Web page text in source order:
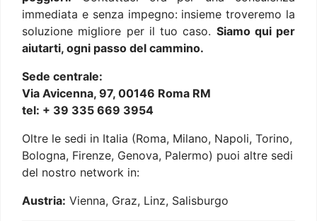
immediata e senza impegno: insieme troveremo la
soluzione migliore per il tuo caso. Siamo qui per
aiutarti, ogni passo del cammino.
Sede centrale:
Via Avicenna, 97, 00146 Roma RM
tel: + 39 335 669 3954
Oltre le sedi in Italia (Roma, Milano, Napoli, Torino,
Bologna, Firenze, Genova, Palermo) puoi altre sedi
del nostro network in:
Austria: Vienna, Graz, Linz, Salisburgo